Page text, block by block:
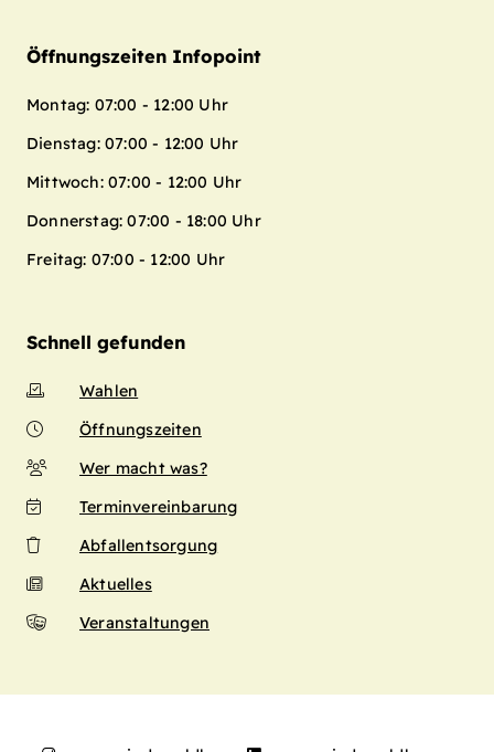
Öffnungszeiten Infopoint
Montag: 07:00 - 12:00 Uhr
Dienstag: 07:00 - 12:00 Uhr
Mittwoch: 07:00 - 12:00 Uhr
Donnerstag: 07:00 - 18:00 Uhr
Freitag: 07:00 - 12:00 Uhr
Schnell gefunden
Wahlen
Öffnungszeiten
Wer macht was?
Terminvereinbarung
Abfallentsorgung
Aktuelles
Veranstaltungen